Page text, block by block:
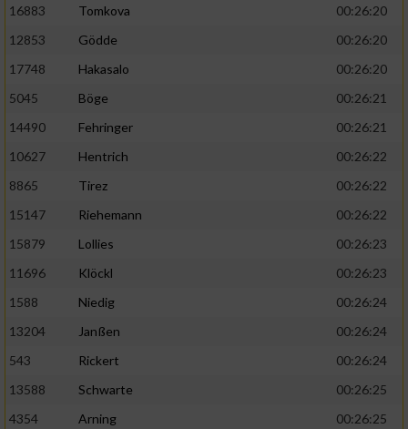
16883
Tomkova
00:26:20
12853
Gödde
00:26:20
17748
Hakasalo
00:26:20
5045
Böge
00:26:21
14490
Fehringer
00:26:21
10627
Hentrich
00:26:22
8865
Tirez
00:26:22
15147
Riehemann
00:26:22
15879
Lollies
00:26:23
11696
Klöckl
00:26:23
1588
Niedig
00:26:24
13204
Janßen
00:26:24
543
Rickert
00:26:24
13588
Schwarte
00:26:25
4354
Arning
00:26:25